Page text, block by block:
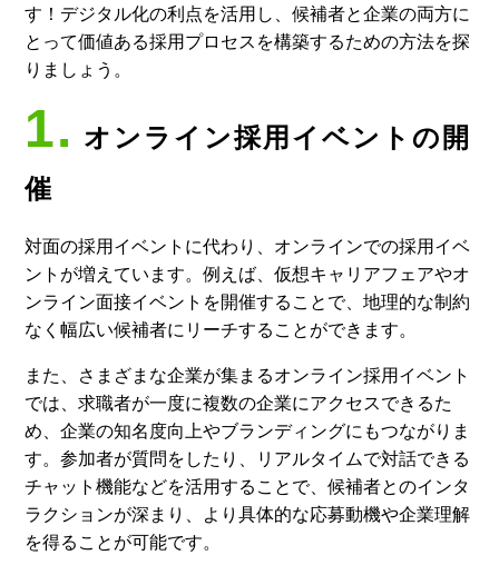
す！デジタル化の利点を活用し、候補者と企業の両方に
とって価値ある採用プロセスを構築するための方法を探
りましょう。
1. オンライン採用イベントの開
催
対面の採用イベントに代わり、オンラインでの採用イベ
ントが増えています。例えば、仮想キャリアフェアやオ
ンライン面接イベントを開催することで、地理的な制約
なく幅広い候補者にリーチすることができます。
また、さまざまな企業が集まるオンライン採用イベント
では、求職者が一度に複数の企業にアクセスできるた
め、企業の知名度向上やブランディングにもつながりま
す。参加者が質問をしたり、リアルタイムで対話できる
チャット機能などを活用することで、候補者とのインタ
ラクションが深まり、より具体的な応募動機や企業理解
を得ることが可能です。